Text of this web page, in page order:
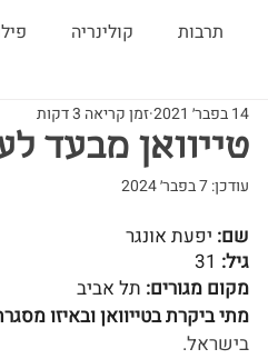
תרבות קולינריה
מבעד לעיניים ישראליות
טייוואן מבעד
14 בפבר׳ 2021 זמן קריאה 3 דקות
עודכן:7 בפבר׳ 2024
שם: יפעת אונגר
גיל: 31
מקום מגורים: תל אביב
מתי ביקרת בטייוואן ובאיזו
בישראל.